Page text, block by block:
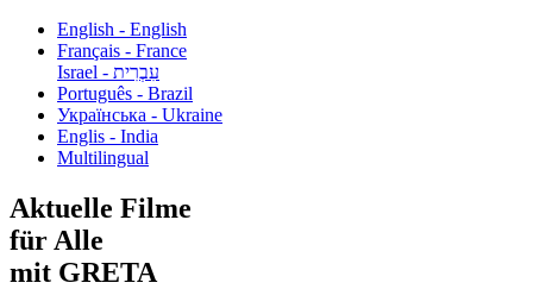
English - English
Français - France
עִבְרִית - Israel
Português - Brazil
Українська - Ukraine
Englis - India
Multilingual
Aktuelle Filme
für Alle
mit GRETA